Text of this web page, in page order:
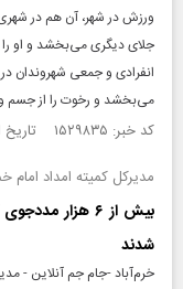
ورزش در شهر، آن هم در
جلای دیگری می‌بخشد و او
انفرادی و جمعی شهروندان
می‌بخشد و رخوت را از جسم
کد خبر: ۱۵۲۹۸۳۵ تاریخ انتشار : ۱۴۰۴/۰۹/۰۴
مدیرکل کمیته امداد امام
بیش از ۶ هزار
شدند
خرم‌آباد -جام جم آنلاین -